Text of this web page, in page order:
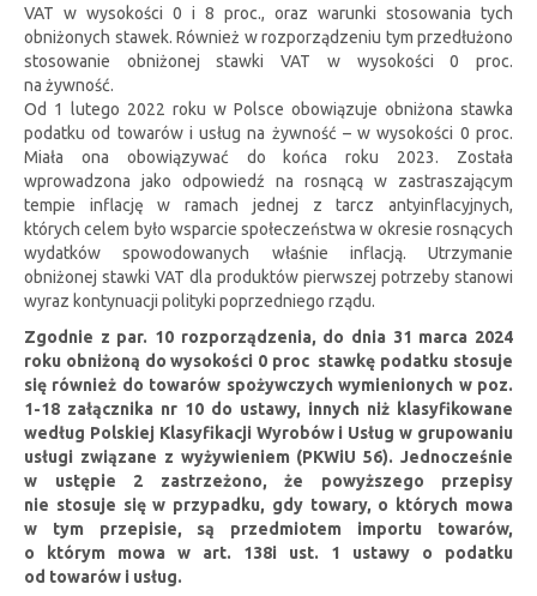
VAT w wysokości 0 i 8 proc., oraz warunki stosowania tych
obniżonych stawek. Również w rozporządzeniu tym przedłużono
stosowanie obniżonej stawki VAT w wysokości 0 proc.
na żywność.
Od 1 lutego 2022 roku w Polsce obowiązuje obniżona stawka
podatku od towarów i usług na żywność – w wysokości 0 proc.
Miała ona obowiązywać do końca roku 2023. Została
wprowadzona jako odpowiedź na rosnącą w zastraszającym
tempie inflację w ramach jednej z tarcz antyinflacyjnych,
których celem było wsparcie społeczeństwa w okresie rosnących
wydatków spowodowanych właśnie inflacją. Utrzymanie
obniżonej stawki VAT dla produktów pierwszej potrzeby stanowi
wyraz kontynuacji polityki poprzedniego rządu.
Zgodnie z par. 10 rozporządzenia, do dnia 31 marca 2024
roku obniżoną do wysokości 0 proc stawkę podatku stosuje
się również do towarów spożywczych wymienionych w poz.
1-18 załącznika nr 10 do ustawy, innych niż klasyfikowane
według Polskiej Klasyfikacji Wyrobów i Usług w grupowaniu
usługi związane z wyżywieniem (PKWiU 56). Jednocześnie
w ustępie 2 zastrzeżono, że powyższego przepisy
nie stosuje się w przypadku, gdy towary, o których mowa
w tym przepisie, są przedmiotem importu towarów,
o którym mowa w art. 138i ust. 1 ustawy o podatku
od towarów i usług.